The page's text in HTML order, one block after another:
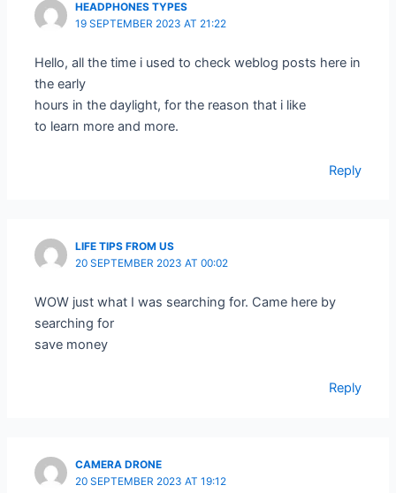
HEADPHONES TYPES
19 SEPTEMBER 2023 AT 21:22
Hello, all the time i used to check weblog posts here in
the early
hours in the daylight, for the reason that i like
to learn more and more.
Reply
LIFE TIPS FROM US
20 SEPTEMBER 2023 AT 00:02
WOW just what I was searching for. Came here by
searching for
save money
Reply
CAMERA DRONE
20 SEPTEMBER 2023 AT 19:12